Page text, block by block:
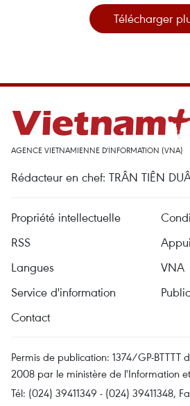
Télécharger
AGENCE VIETNAMIENNE D'INFORMATION (VNA)
Rédacteur en chef: TRÂN TIÊN
Propriété intellectuelle
RSS
Appui
Langues
VNA
Service d'information
Contact
Permis de publication: 1374/GP-BTTTT
2008 par le ministère de l'Information
Tél: (024) 39411349 - (024) 39411348,